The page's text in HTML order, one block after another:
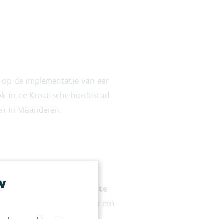
de implementatie van een
in de Kroatische hoofdstad
in Vlaanderen.
het grootste
bevolking woont in een